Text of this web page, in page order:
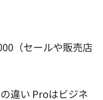
（セールや販売店
違い Proはビジネ